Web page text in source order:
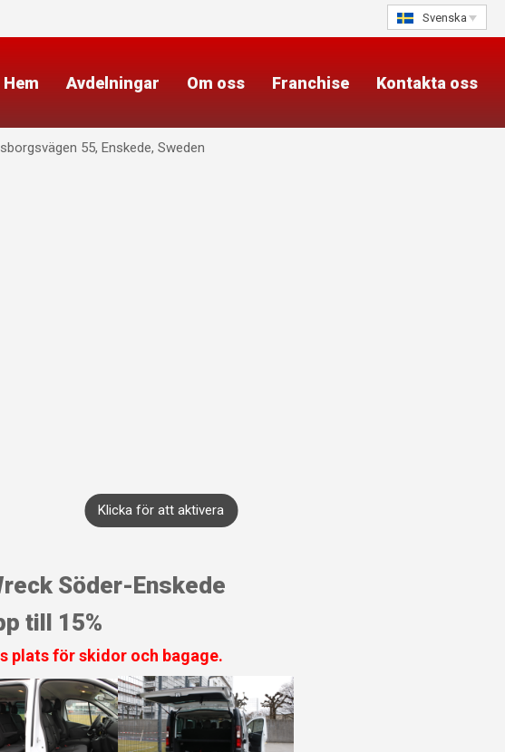
Svenska
Hem Avdelningar Om oss Franchise Kontakta oss
Klicka för att aktivera
Söder-Enskede
till 15%
plats för skidor och bagage.